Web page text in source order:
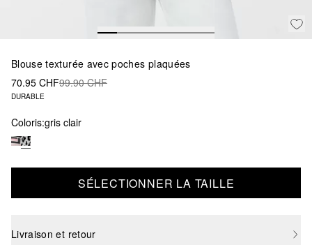
Blouse texturée avec poches plaquées
70.95 CHF99.90 CHF
DURABLE
Coloris:gris clair
SÉLECTIONNER LA TAILLE
Livraison et retour